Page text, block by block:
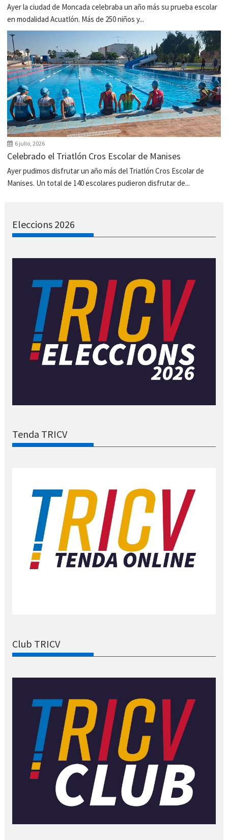
Ayer la ciudad de Moncada celebraba un año más su prueba escolar
en modalidad Acuatlón. Más de 250 niños y...
6 julio, 2026
Celebrado el Triatlón Cros Escolar de Manises
Ayer pudimos disfrutar un año más del Triatlón Cros Escolar de
Manises. Un total de 140 escolares pudieron disfrutar de...
Eleccions 2026
Tenda TRICV
Club TRICV